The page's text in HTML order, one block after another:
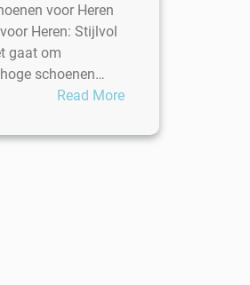
voor Heren
Heren: Stijlvol
gaat om
schoenen…
Read More:
Hoge